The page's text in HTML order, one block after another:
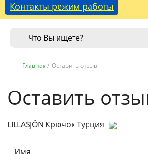
Контакты режим работы
Главная / Оставить отзыв
Оставить
LILLASJÖN Крючок Турция
Имя